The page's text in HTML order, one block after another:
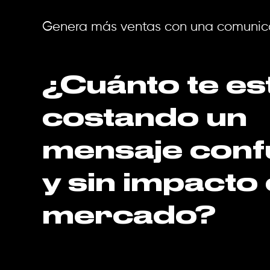
Genera más ventas con una
¿Cuánto te
costando un
mensaje
y sin impacto
mercado?